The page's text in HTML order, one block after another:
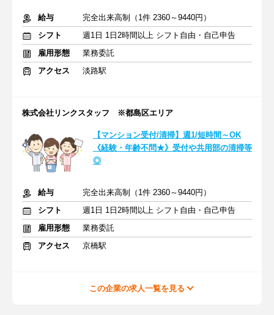
給与
完全出来高制（1件 2360～9440円）
シフト
週1日 1日2時間以上 シフト自由・自己申告
雇用形態
業務委託
アクセス
淡路駅
株式会社リンクスタッフ ※都島区エリア
【マンション受付/清掃】週1/短時間～OK
《経験・年齢不問★》受付や共用部の清掃等
◎
給与
完全出来高制（1件 2360～9440円）
シフト
週1日 1日2時間以上 シフト自由・自己申告
雇用形態
業務委託
アクセス
京橋駅
この企業の求人一覧を見る